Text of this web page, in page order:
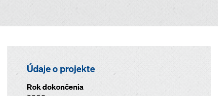
Údaje o projekte
Rok dokončenia